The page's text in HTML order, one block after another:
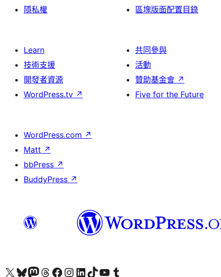
隱私權
區塊版面配置目錄
Learn
技術支援
開發者資源
WordPress.tv ↗
共同參與
活動
贊助基金會 ↗
Five for the Future
WordPress.com ↗
Matt ↗
bbPress ↗
BuddyPress ↗
查看我們的 X (之前的 Twitter) 帳號造訪我們的 Bluesky 帳號造訪我們的 Mastodon 帳號造訪我們的 Threads 帳號 造訪我們的 Facebook 粉絲專頁Visit our Instagram account
Visit our LinkedIn account
造訪我們的 TikTok 帳號Visit our YouTube channel
造訪我們的 Tumblr 帳號